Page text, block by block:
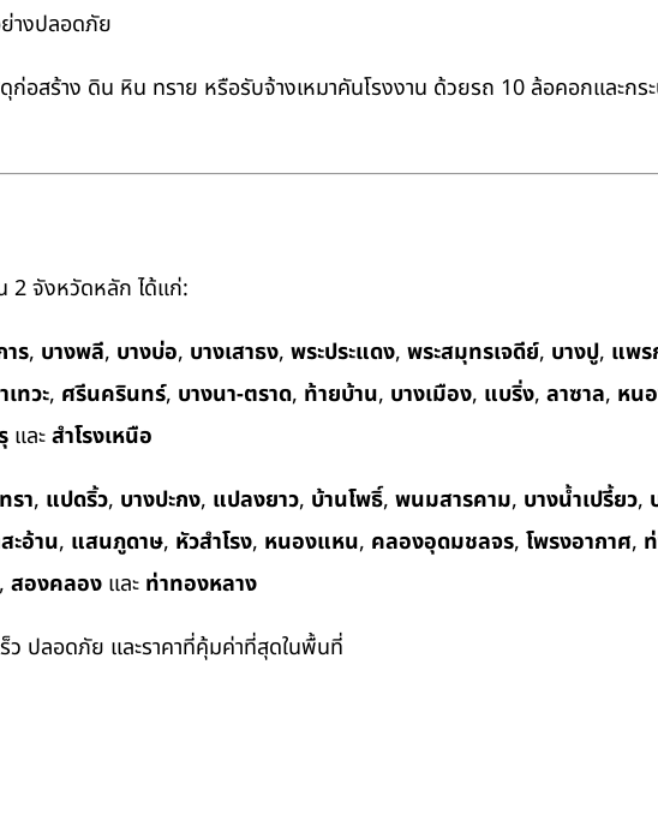
างปลอดภัย
ก่อสร้าง ดิน หิน ทราย หรือรับจ้างเหมาคันโรงงาน ด้วยรถ 10 ล้อคอกและกร
2 จังหวัดหลัก ได้แก่:
ร, บางพลี, บางบ่อ, บางเสาธง, พระประแดง, พระสมุทรเจดีย์, บางปู, แพร
เทวะ, ศรีนครินทร์, บางนา-ตราด, ท้ายบ้าน, บางเมือง, แบริ่ง, ลาซาล, หน
และสำโรงเหนือ
รา, แปดริ้ว, บางปะกง, แปลงยาว, บ้านโพธิ์, พนมสารคาม, บางน้ำเปรี้ยว,
ะอ้าน, แสนภูดาษ, หัวสำโรง, หนองแหน, คลองอุดมชลจร, โพรงอากาศ,
, สองคลอง และ ท่าทองหลาง
ว ปลอดภัย และราคาที่คุ้มค่าที่สุดในพื้นที่